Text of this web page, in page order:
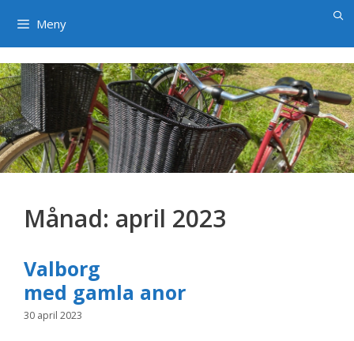
Meny
Månad: april 2023
Valborg
med gamla anor
30 april 2023
×